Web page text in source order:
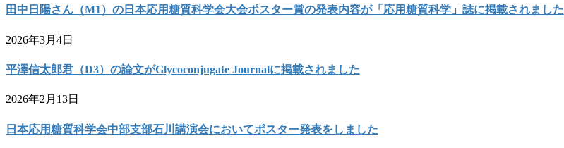
田中日陽さん（M1）の日本応用糖質科学会大会ポスター賞の発表内容が「応用糖質科学」誌に掲載されました
2026年3月4日
平澤信太郎君（D3）の論文がGlycoconjugate Journalに掲載されました
2026年2月13日
日本応用糖質科学会中部支部石川講演会においてポスター発表をしました